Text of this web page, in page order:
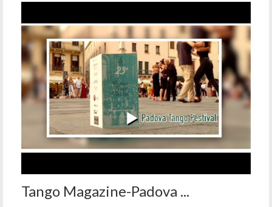
Tango Magazine-Padova ...